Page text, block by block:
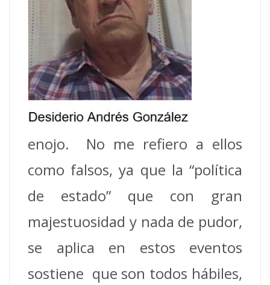
enojo. No me refiero a ellos
como falsos, ya que la “política
de estado” que con gran
majestuosidad y nada de pudor,
se aplica en estos eventos
sostiene que son todos hábiles,